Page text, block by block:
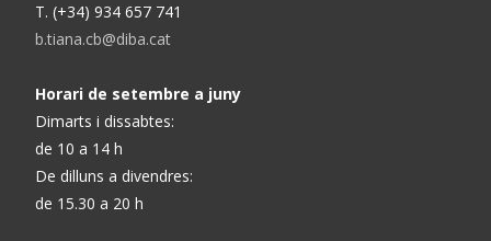
T. (+34) 934 657 741
b.tiana.cb@diba.cat
Horari de setembre a juny
Dimarts i dissabtes:
de 10 a 14 h
De dilluns a divendres:
de 15.30 a 20 h